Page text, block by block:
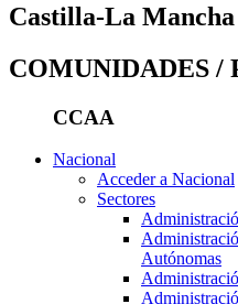
Castilla-La Mancha
COMUNIDADES /
CCAA
Nacional
Acceder a Nacional
Sectores
Autónomas